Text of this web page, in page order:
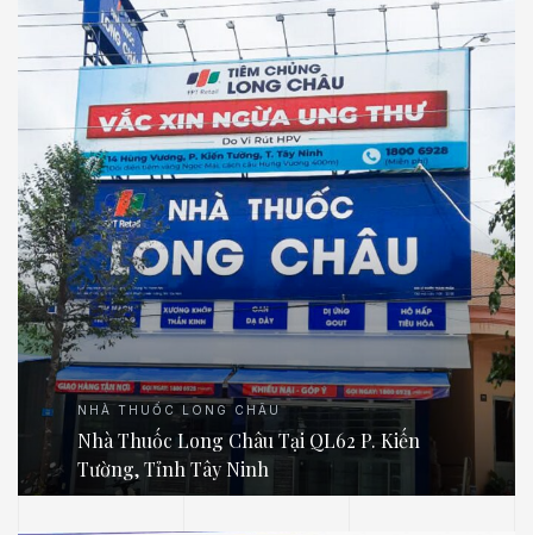
NHÀ THUỐC LONG CHÂU
Nhà Thuốc Long Châu Tại QL62 P. Kiến
Tường, Tỉnh Tây Ninh